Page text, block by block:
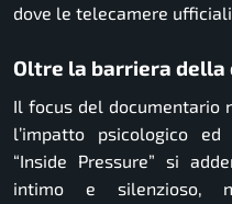
dove le telecamere
Oltre la barriera della
Il focus del documentario
l’impatto psicologico
“Inside Pressure” si
intimo e silenzioso,